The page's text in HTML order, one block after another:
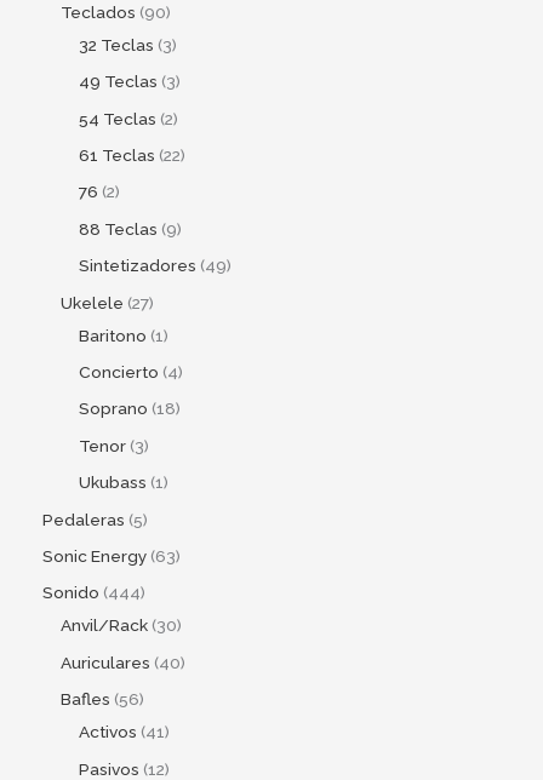
Teclados 90
32 Teclas 3
49 Teclas 3
54 Teclas 2
61 Teclas 22
76 2
88 Teclas 9
Sintetizadores 49
Ukelele 27
Baritono 1
Concierto 4
Soprano 18
Tenor 3
Ukubass 1
Pedaleras 5
Sonic Energy 63
Sonido 444
Anvil/Rack 30
Auriculares 40
Bafles 56
Activos 41
Pasivos 12